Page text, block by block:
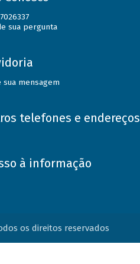
sua pergunta
sua mensagem
telefones e endereços
à informação
os direitos reservados